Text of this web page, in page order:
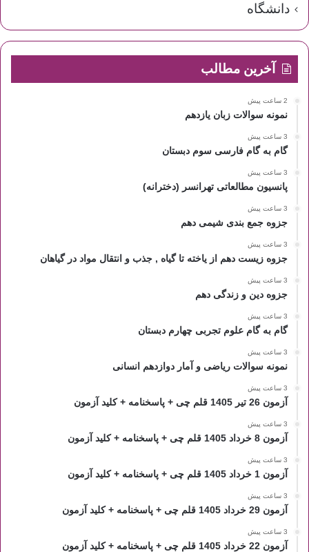
دانشگاه
آخرین مطالب
2 ساعت پیش
نمونه سوالات زبان یازدهم
3 ساعت پیش
گام به گام فارسی سوم دبستان
3 ساعت پیش
پانسیون مطالعاتی تهرانسر (دخترانه)
3 ساعت پیش
جزوه جمع بندی شیمی دهم
3 ساعت پیش
جزوه زیست دهم از یاخته تا گیاه , جذب و انتقال مواد در گیاهان
3 ساعت پیش
جزوه دین و زندگی دهم
3 ساعت پیش
گام به گام علوم تجربی چهارم دبستان
3 ساعت پیش
نمونه سوالات ریاضی و آمار دوازدهم انسانی
3 ساعت پیش
آزمون 26 تیر 1405 قلم چی + پاسخنامه + کلید آزمون
3 ساعت پیش
آزمون 8 خرداد 1405 قلم چی + پاسخنامه + کلید آزمون
3 ساعت پیش
آزمون 1 خرداد 1405 قلم چی + پاسخنامه + کلید آزمون
3 ساعت پیش
آزمون 29 خرداد 1405 قلم چی + پاسخنامه + کلید آزمون
3 ساعت پیش
آزمون 22 خرداد 1405 قلم چی + پاسخنامه + کلید آزمون